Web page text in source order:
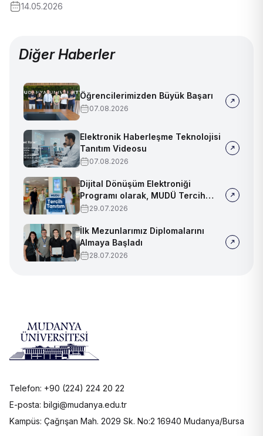
14.05.2026
Diğer Haberler
Öğrencilerimizden Büyük Başarı
07.08.2026
Elektronik Haberleşme Teknolojisi
Tanıtım Videosu
07.08.2026
Dijital Dönüşüm Elektroniği
Programı olarak, MUDÜ Tercih
Tanıtım Günleri'nde biz de
29.07.2026
İlk Mezunlarımız Diplomalarını
Almaya Başladı
28.07.2026
Telefon: +90 (224) 224 20 22
E-posta: bilgi@mudanya.edu.tr
Kampüs: Çağrışan Mah. 2029 Sk. No:2 16940 Mudanya/Bursa